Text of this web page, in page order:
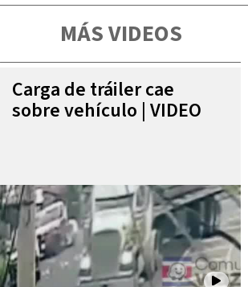
MÁS VIDEOS
Carga de tráiler cae
sobre vehículo | VIDEO